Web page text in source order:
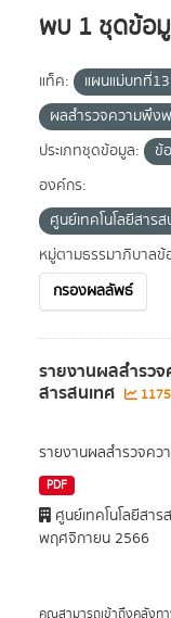
พบ 1 ชุดข้อ
แท็ค:
แผนแม่บทที่13
ผลสำรวจความพึงพ
ประเภทชุดข้อมูล:
ข้
องค์กร:
ศูนย์เทคโนโลยีสาร
หมู่ตามธรรมาภิบาลข้
กรองผลลัพธ์
รายงานผลสำรว
สารสนเทศ
รายงานผลสำรวจคว
PDF
ศูนย์เทคโนโลยีสา
พฤศจิกายน 2566
คุณสามารถเข้าถึงคลังท